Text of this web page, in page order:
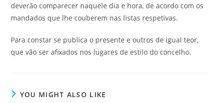
deverão comparecer naquele dia e hora, de acordo com os
mandados que lhe couberem nas listas respetivas.
Para constar se publica o presente e outros de igual teor,
que vão ser afixados nos lugares de estilo do concelho.
YOU MIGHT ALSO LIKE